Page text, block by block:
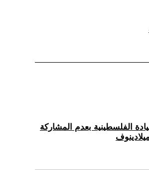
الفلسطينية بعدم المشاركة